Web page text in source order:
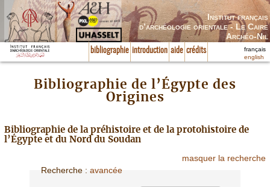
Institut français
d’archéologie orientale - Le Caire
Archéo-Nil
bibliographie introduction aide crédits
français
english
Bibliographie de l’Égypte des
Origines
Bibliographie de la préhistoire et de la protohistoire de
l’Égypte et du Nord du Soudan
masquer la recherche
Recherche :avancée